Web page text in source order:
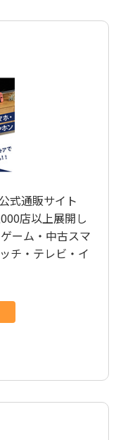
式通販サイト
店以上展開し
ーム・中古スマ
チ・テレビ・イ